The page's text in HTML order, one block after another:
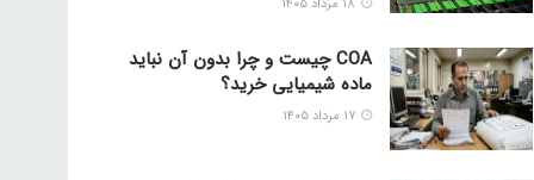
COA چیست و چرا بدون آن نباید
ماده شیمیایی خرید؟